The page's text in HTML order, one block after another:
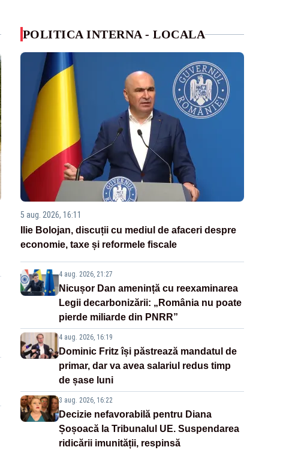
POLITICA INTERNA - LOCALA
5 aug. 2026, 16:11
Ilie Bolojan, discuții cu mediul de afaceri despre
economie, taxe și reformele fiscale
4 aug. 2026, 21:27
Nicușor Dan amenință cu reexaminarea
Legii decarbonizării: „România nu poate
pierde miliarde din PNRR”
4 aug. 2026, 16:19
Dominic Fritz își păstrează mandatul de
primar, dar va avea salariul redus timp
de șase luni
3 aug. 2026, 16:22
Decizie nefavorabilă pentru Diana
Șoșoacă la Tribunalul UE. Suspendarea
ridicării imunității, respinsă